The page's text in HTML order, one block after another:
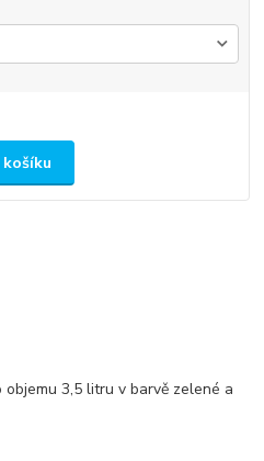
3,5 litru v barvě zelené a